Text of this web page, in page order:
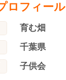
ロフィール
育む畑
千葉県
子供会